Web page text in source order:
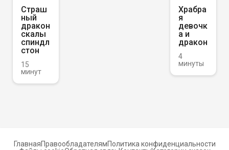
Страш
ный
дракон
скалы
спиндл
стон
15
минут
Храбра
я
девочк
а и
дракон
4
минуты
ГлавнаяПравообладателямПолитика конфиденциальности